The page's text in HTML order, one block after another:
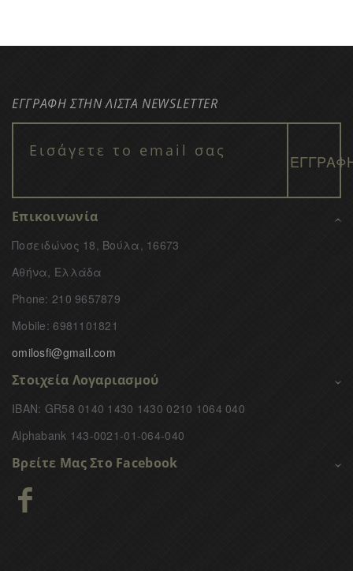
ΕΓΓΡΑΦΗ ΣΤΗΝ ΛΙΣΤΑ NEWSLETTER
Επικοινωνία
Ποσειδώνος 18, Βούλα, 16673
Αθήνα, Ελλάδα
Phone: 210 9657879
Mobile: 6981101821
omilosfi@gmail.com
Στοιχεία Λογαριασμού
IBAN: GR58 0140 1430 1430 0210 1064 040
Alphabank 143-0021-01-064-040
Βρείτε Μας Στο Facebook